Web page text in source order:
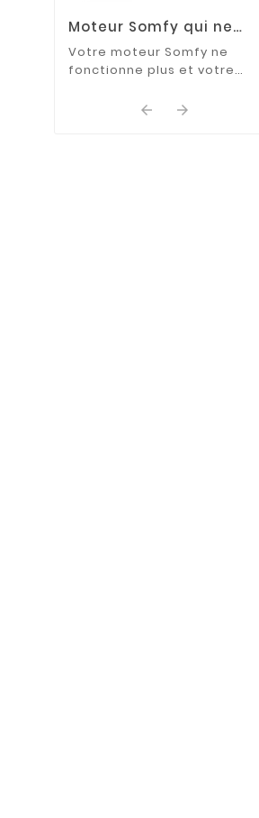
Moteur Somfy qui ne
fonctionne plus : que
faire ?
Votre moteur Somfy ne
fonctionne plus et votre
plus aux commandes ?
 